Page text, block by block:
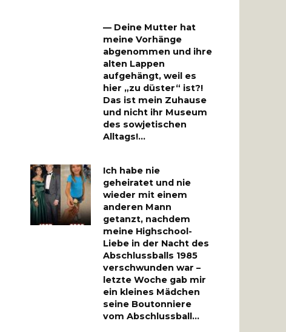
— Deine Mutter hat
meine Vorhänge
abgenommen und ihre
alten Lappen
aufgehängt, weil es
hier „zu düster“ ist?!
Das ist mein Zuhause
und nicht ihr Museum
des sowjetischen
Alltags!…
Ich habe nie
geheiratet und nie
wieder mit einem
anderen Mann
getanzt, nachdem
meine Highschool-
Liebe in der Nacht des
Abschlussballs 1985
verschwunden war –
letzte Woche gab mir
ein kleines Mädchen
seine Boutonniere
vom Abschlussball…